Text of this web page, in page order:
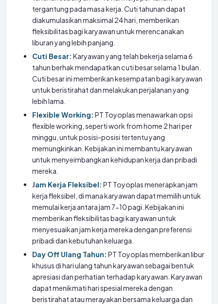
tergantung pada masa kerja. Cuti tahunan dapat
diakumulasikan maksimal 24 hari, memberikan
fleksibilitas bagi karyawan untuk merencanakan
liburan yang lebih panjang.
Cuti Besar: Karyawan yang telah bekerja selama 6
tahun berhak mendapatkan cuti besar selama 1 bulan.
Cuti besar ini memberikan kesempatan bagi karyawan
untuk beristirahat dan melakukan perjalanan yang
lebih lama.
Flexible Working: PT Toyoplas menawarkan opsi
flexible working, seperti work from home 2 hari per
minggu, untuk posisi-posisi tertentu yang
memungkinkan. Kebijakan ini membantu karyawan
untuk menyeimbangkan kehidupan kerja dan pribadi
mereka.
Jam Kerja Fleksibel: PT Toyoplas menerapkan jam
kerja fleksibel, di mana karyawan dapat memilih untuk
memulai kerja antara jam 7-10 pagi. Kebijakan ini
memberikan fleksibilitas bagi karyawan untuk
menyesuaikan jam kerja mereka dengan preferensi
pribadi dan kebutuhan keluarga.
Day Off Ulang Tahun: PT Toyoplas memberikan libur
khusus di hari ulang tahun karyawan sebagai bentuk
apresiasi dan perhatian terhadap karyawan. Karyawan
dapat menikmati hari spesial mereka dengan
beristirahat atau merayakan bersama keluarga dan